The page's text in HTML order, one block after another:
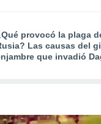
provocó la plaga
Las causas del
que invadió